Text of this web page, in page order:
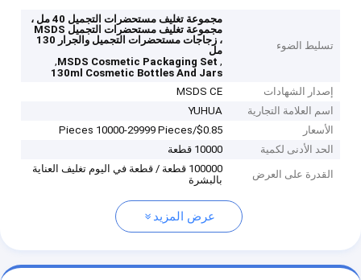
تسليط الضوء
مجموعة تغليف مستحضرات التجميل 40 مل ،
مجموعة تغليف مستحضرات التجميل MSDS
، زجاجات مستحضرات التجميل والجرار 130
مل
,
MSDS Cosmetic Packaging Set
,
130ml Cosmetic Bottles And Jars
إصدار الشهادات
MSDS CE
اسم العلامة التجارية
YUHUA
الأسعار
$0.85/Pieces 10000-29999 Pieces
الحد الأدنى لكمية
10000 قطعة
القدرة على العرض
100000 قطعة / قطعة في اليوم تغليف العناية
بالبشرة
عرض المزيد